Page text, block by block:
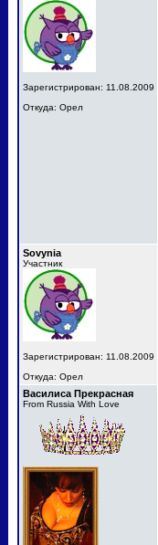
Зарегистрирован: 11.08.2009
Откуда: Орел
Sovynia
Участник
Зарегистрирован: 11.08.2009
Откуда: Орел
Василиса Прекрасная
From Russia With Love